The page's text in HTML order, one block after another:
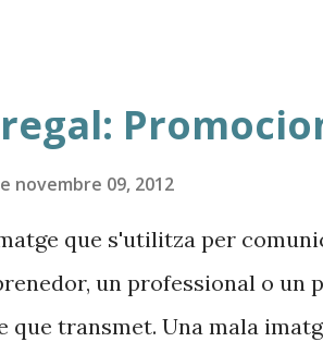
seran verbals i concises
d'un projector per fer
veiem les cares, he, he....),
portàtil o amb cartells
podrà parlar directament
novembre 09, 2012
que s'utilitza per
un professional o un
que transmet. Una mala